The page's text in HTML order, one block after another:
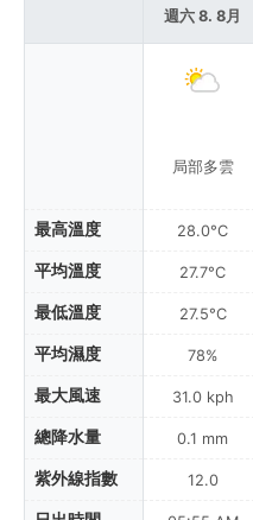
最高溫度
平均溫度
最低溫度
平均濕度
最大風速
總降水量
紫外線指數
週六 8. 8月
局部多雲
28.0°C
27.7°C
27.5°C
78%
31.0 kph
0.1 mm
12.0